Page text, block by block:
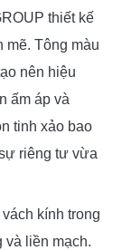
thiết kế
mẽ. Tông màu
nên hiệu
ấm áp và
tinh xảo bao
riêng tư vừa
kính trong
và liền mạch.